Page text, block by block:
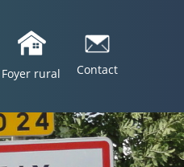
Foyer rural Contact